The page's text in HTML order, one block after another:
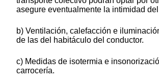
asegure eventualmente la intimidad
b) Ventilación, calefacción e
de las del habitáculo del conductor.
c) Medidas de isotermia e
carrocería.